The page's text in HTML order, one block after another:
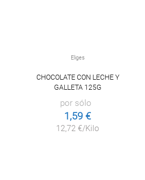
Eliges
CHOCOLATE CON LECHE Y
GALLETA 125G
por sólo
1,59 €
12,72 €/Kilo